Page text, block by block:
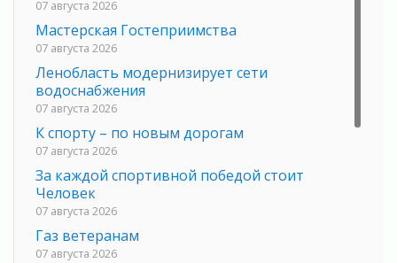
07 августа 2026
Мастерская Гостеприимства
07 августа 2026
Ленобласть модернизирует сети
водоснабжения
07 августа 2026
К спорту – по новым дорогам
07 августа 2026
За каждой спортивной победой стоит
Человек
07 августа 2026
Газ ветеранам
07 августа 2026